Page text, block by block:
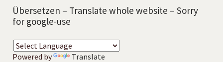
Übersetzen – Translate whole website – Sorry
for google-use
Powered by Translate